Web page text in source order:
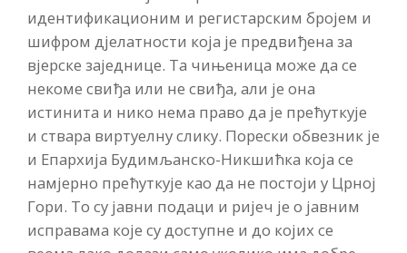
идентификационим и регистарским бројем и
шифром дјелатности која је предвиђена за
вјерске заједнице. Та чињеница може да се
некоме свиђа или не свиђа, али је она
истинита и нико нема право да је прећуткује
и ствара виртуелну слику. Порески обвезник је
и Епархија Будимљанско-Никшићка која се
намјерно прећуткује као да не постоји у Црној
Гори. То су јавни подаци и ријеч је о јавним
исправама које су доступне и до којих се